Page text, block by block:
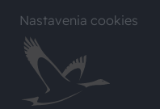
Nastavenia cookies